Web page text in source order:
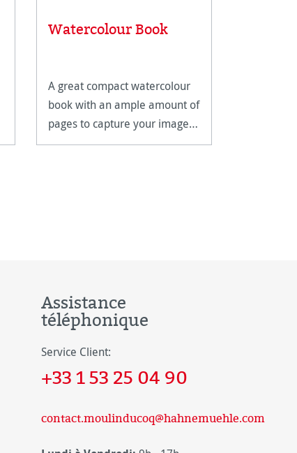
Watercolour Book
A great compact watercolour
book with an ample amount of
pages to capture your images
on.
Assistance
téléphonique
Service Client:
+33 1 53 25 04 90
contact.moulinducoq@hahnemuehle.com